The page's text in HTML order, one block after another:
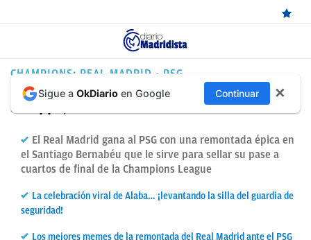
ÚLTIMAS
NOTICIAS
MADRID
BALONCESTO
CANTERA
CHAMPIONS: REAL MADRID - PSG
Mbappé, esto es el Madrid
El Real Madrid gana al PSG con una remontada épica en
el Santiago Bernabéu que le sirve para sellar su pase a
cuartos de final de la Champions League
La celebración viral de Alaba… ¡levantando la silla del guardia de
seguridad!
Los mejores memes de la remontada del Real Madrid ante el PSG
Sigue a OkDiario en Google Continuar ✕